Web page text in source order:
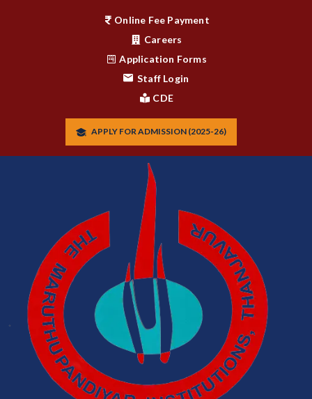
Online Fee Payment
Careers
Application Forms
Staff Login
CDE
APPLY FOR ADMISSION (2025-26)